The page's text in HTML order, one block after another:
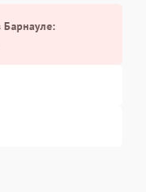
Барнауле: